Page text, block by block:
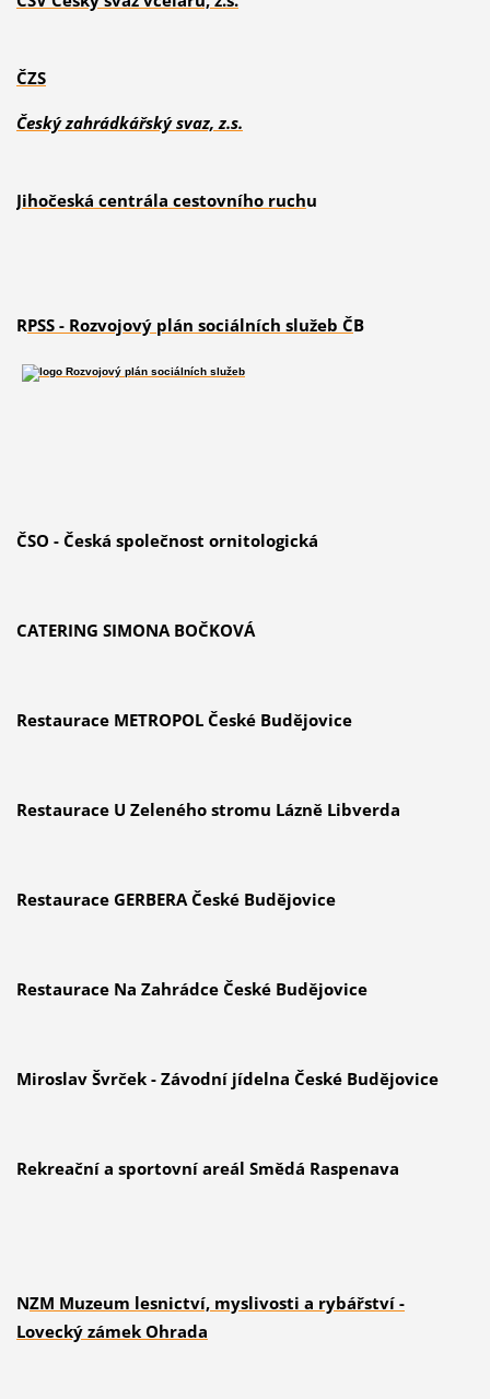
ČZS
Český zahrádkářský svaz, z.s.
Jihočeská centrála cestovního ruchu
RPSS - Rozvojový plán sociálních služeb ČB
ČSO - Česká společnost ornitologická
CATERING SIMONA BOČKOVÁ
Restaurace METROPOL České Budějovice
Restaurace U Zeleného stromu Lázně Libverda
Restaurace GERBERA České Budějovice
Restaurace Na Zahrádce České Budějovice
Miroslav Švrček - Závodní jídelna České Budějovice
Rekreační a sportovní areál Smědá Raspenava
NZM Muzeum lesnictví, myslivosti a rybářství -
Lovecký zámek Ohrada